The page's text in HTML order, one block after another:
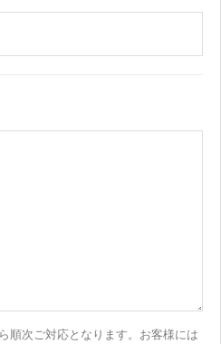
順次ご対応となります。お客様には